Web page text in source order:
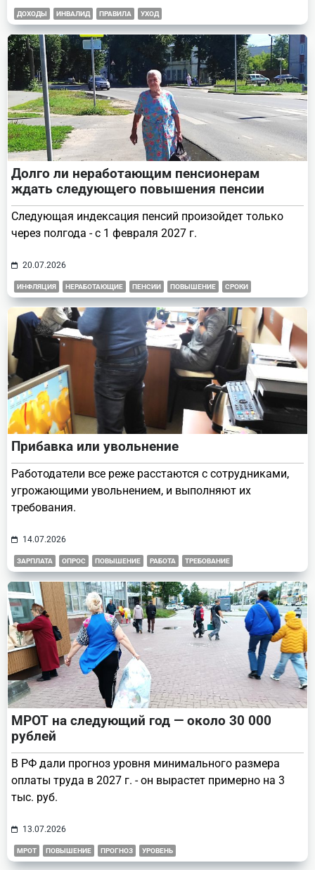
ДОХОДЫ ИНВАЛИД ПРАВИЛА УХОД
Долго ли неработающим пенсионерам
ждать следующего повышения пенсии
Следующая индексация пенсий произойдет только
через полгода - с 1 февраля 2027 г.
20.07.2026
ИНФЛЯЦИЯ НЕРАБОТАЮЩИЕ ПЕНСИИ ПОВЫШЕНИЕ СРОКИ
Прибавка или увольнение
Работодатели все реже расстаются с сотрудниками,
угрожающими увольнением, и выполняют их
требования.
14.07.2026
ЗАРПЛАТА ОПРОС ПОВЫШЕНИЕ РАБОТА ТРЕБОВАНИЕ
МРОТ на следующий год — около 30 000
рублей
В РФ дали прогноз уровня минимального размера
оплаты труда в 2027 г. - он вырастет примерно на 3
тыс. руб.
13.07.2026
МРОТ ПОВЫШЕНИЕ ПРОГНОЗ УРОВЕНЬ